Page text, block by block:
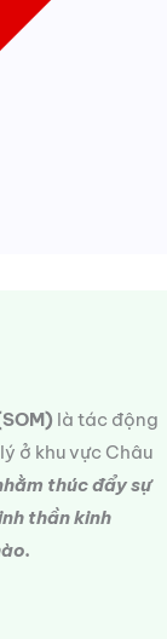
là tác động
ở khu vực Châu
thúc đẩy sự
thần kinh